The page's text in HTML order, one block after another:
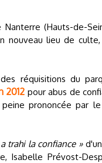
(Hauts-de-
nouveau lieu de
réquisitions du
2012 pour abus de
prononcée par
a trahi la confiance »
Isabelle Prévost-